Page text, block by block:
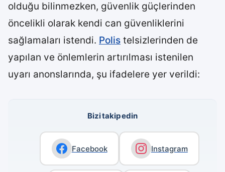
olduğu bilinmezken, güvenlik güçlerinden
öncelikli olarak kendi can güvenliklerini
sağlamaları istendi. Polis telsizlerinden de
yapılan ve önlemlerin artırılması istenilen
uyarı anonslarında, şu ifadelere yer verildi:
Bizi takip edin
Facebook Instagram